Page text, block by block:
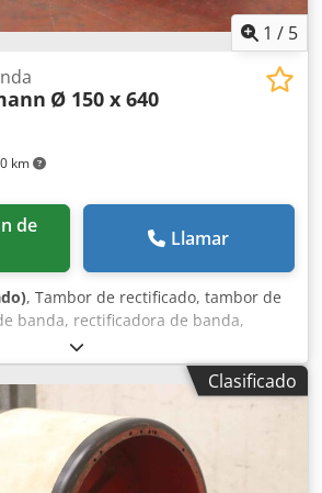
1 / 5
km
Ø 150 x 640
Llamar
, Tambor de rectificado, tambor de
banda, rectificadora de banda,
lijadora de tambor, rodillos de cinta
de transporte, rodillos de
transportador de rodillos,
KED Kurt Ehemann, tambor
del tambor 640 mm -Tambor: Ø 150
-Cantidad: 1x tambor disponible -
640 mm Dksdpevxp Uvjfx Ah Der -
Clasificado